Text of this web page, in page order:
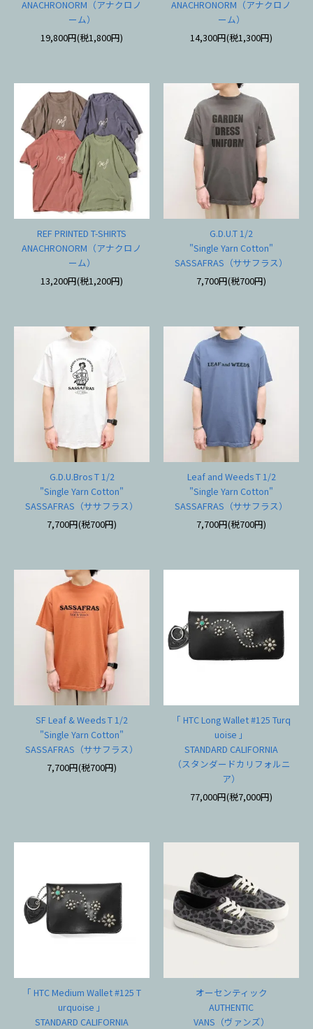
ANACHRONORM（アナクロノ
ーム）
19,800円(税1,800円)
ANACHRONORM（アナクロノ
ーム）
14,300円(税1,300円)
REF PRINTED T-SHIRTS
ANACHRONORM（アナクロノ
ーム）
13,200円(税1,200円)
G.D.U.T 1/2
"Single Yarn Cotton"
SASSAFRAS（ササフラス）
7,700円(税700円)
G.D.U.Bros T 1/2
"Single Yarn Cotton"
SASSAFRAS（ササフラス）
7,700円(税700円)
Leaf and Weeds T 1/2
"Single Yarn Cotton"
SASSAFRAS（ササフラス）
7,700円(税700円)
SF Leaf & Weeds T 1/2
"Single Yarn Cotton"
SASSAFRAS（ササフラス）
7,700円(税700円)
「 HTC Long Wallet #125 Turq
uoise 」
STANDARD CALIFORNIA
（スタンダードカリフォルニ
ア）
77,000円(税7,000円)
「 HTC Medium Wallet #125 T
urquoise 」
STANDARD CALIFORNIA
オーセンティック
AUTHENTIC
VANS（ヴァンズ）